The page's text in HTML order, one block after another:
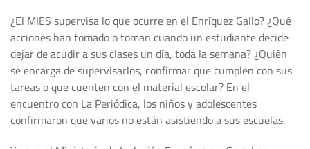
¿El MIES supervisa lo que ocurre en el Enríquez Gallo? ¿Qué
acciones han tomado o toman cuando un estudiante decide
dejar de acudir a sus clases un día, toda la semana? ¿Quién
se encarga de supervisarlos, confirmar que cumplen con sus
tareas o que cuenten con el material escolar? En el
encuentro con La Periódica, los niños y adolescentes
confirmaron que varios no están asistiendo a sus escuelas.